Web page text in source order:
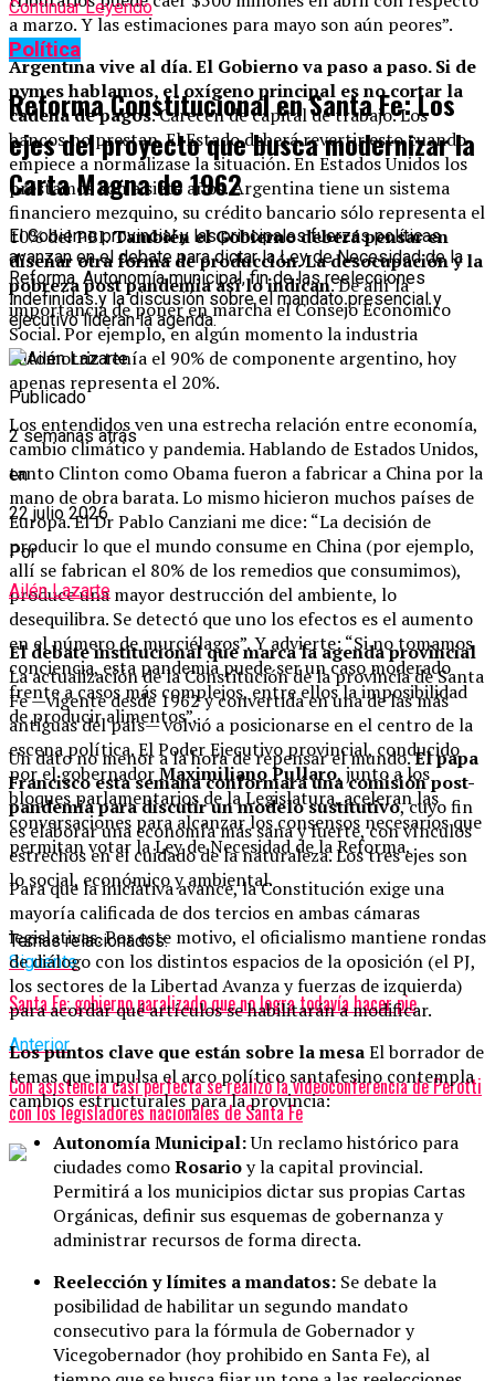
a marzo. Y las estimaciones para mayo son aún peores”.
Argentina vive al día. El Gobierno va paso a paso. Si de
pymes hablamos, el oxígeno principal es no cortar la
cadena de pagos. Carecen de capital de trabajo. Los
bancos no prestan. El Estado deberá revertir esto cuando
empiece a normalizase la situación. En Estados Unidos los
préstamos son a siete años. Argentina tiene un sistema
financiero mezquino, su crédito bancario sólo representa el
10% del PBI.También el Gobierno deberá pensar en
diseñar otra forma de producción. La desocupación y la
pobreza post pandemia así lo indican. De allí la
importancia de poner en marcha el Consejo Económico
Social. Por ejemplo, en algún momento la industria
automotriz tenía el 90% de componente argentino, hoy
apenas representa el 20%.
Los entendidos ven una estrecha relación entre economía,
cambio climático y pandemia. Hablando de Estados Unidos,
tanto Clinton como Obama fueron a fabricar a China por la
mano de obra barata. Lo mismo hicieron muchos países de
Europa. El Dr Pablo Canziani me dice: “La decisión de
producir lo que el mundo consume en China (por ejemplo,
allí se fabrican el 80% de los remedios que consumimos),
produce una mayor destrucción del ambiente, lo
desequilibra. Se detectó que uno los efectos es el aumento
en el número de murciélagos”. Y advierte: “Si no tomamos
conciencia, esta pandemia puede ser un caso moderado
frente a casos más complejos, entre ellos la imposibilidad
de producir alimentos”.
Un dato no menor a la hora de repensar el mundo.El papa
Francisco esta semana conformará una comisión post-
pandemia para discutir un modelo sustitutivo, cuyo fin
es elaborar una economía más sana y fuerte, con vínculos
estrechos en el cuidado de la naturaleza. Los tres ejes son
lo social, económico y ambiental.
Temas relacionados:
Siguente
Santa Fe: gobierno paralizado que no logra todavía hacer pie
Anterior
Con asistencia casi perfecta se realizó la videoconferencia de Perotti
con los legisladores nacionales de Santa Fe
Continuar Leyendo
Política
Reforma Constitucional en Santa Fe: Los
ejes del proyecto que busca modernizar la
Carta Magna de 1962
El Gobierno provincial y las principales fuerzas políticas
avanzan en el debate para dictar la Ley de Necesidad de la
Reforma. Autonomía municipal, fin de las reelecciones
indefinidas y la discusión sobre el mandato presencial y
ejecutivo lideran la agenda.
Publicado
2 semanas atrás
en
22 julio 2026
Por
Ailén Lazarte
El debate institucional que marca la agenda provincial
La actualización de la Constitución de la provincia de Santa
Fe —vigente desde 1962 y convertida en una de las más
antiguas del país— volvió a posicionarse en el centro de la
escena política. El Poder Ejecutivo provincial, conducido
por el gobernadorMaximiliano Pullaro, junto a los
bloques parlamentarios de la Legislatura, aceleran las
conversaciones para alcanzar los consensos necesarios que
permitan votar la Ley de Necesidad de la Reforma.
Para que la iniciativa avance, la Constitución exige una
mayoría calificada de dos tercios en ambas cámaras
legislativas. Por este motivo, el oficialismo mantiene rondas
de diálogo con los distintos espacios de la oposición (el PJ,
los sectores de la Libertad Avanza y fuerzas de izquierda)
para acordar qué artículos se habilitarán a modificar.
Los puntos clave que están sobre la mesaEl borrador de
temas que impulsa el arco político santafesino contempla
cambios estructurales para la provincia:
Autonomía Municipal:Un reclamo histórico para
ciudades comoRosarioy la capital provincial.
Permitirá a los municipios dictar sus propias Cartas
Orgánicas, definir sus esquemas de gobernanza y
administrar recursos de forma directa.
Reelección y límites a mandatos: Se debate la
posibilidad de habilitar un segundo mandato
consecutivo para la fórmula de Gobernador y
Vicegobernador (hoy prohibido en Santa Fe), al